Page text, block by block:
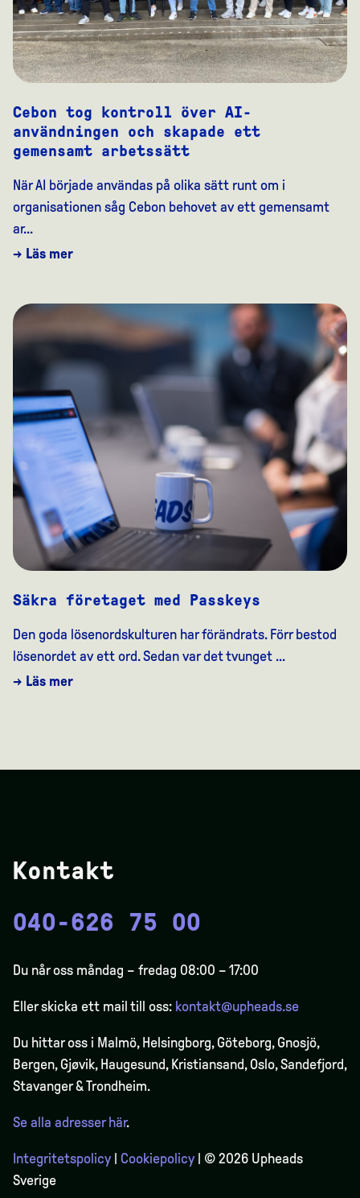
Cebon tog kontroll över AI-
användningen och skapade ett
gemensamt arbetssätt
När AI började användas på olika sätt runt om i
organisationen såg Cebon behovet av ett gemensamt
ar...
→ Läs mer
Säkra företaget med Passkeys
Den goda lösenordskulturen har förändrats. Förr bestod
lösenordet av ett ord. Sedan var det tvunget ...
→ Läs mer
Kontakt
040-626 75 00
Du når oss måndag – fredag 08:00 – 17:00
Eller skicka ett mail till oss: kontakt@upheads.se
Du hittar oss i Malmö, Helsingborg, Göteborg, Gnosjö,
Bergen,Gjøvik, Haugesund, Kristiansand, Oslo, Sandefjord,
Stavanger & Trondheim.
Se alla adresser här.
Integritetspolicy Cookiepolicy | © 2026 Upheads
Sverige